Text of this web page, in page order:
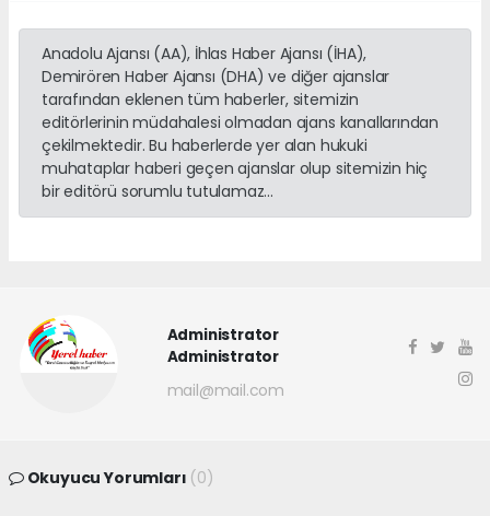
Anadolu Ajansı (AA), İhlas Haber Ajansı (İHA),
Demirören Haber Ajansı (DHA) ve diğer ajanslar
tarafından eklenen tüm haberler, sitemizin
editörlerinin müdahalesi olmadan ajans kanallarından
çekilmektedir. Bu haberlerde yer alan hukuki
muhataplar haberi geçen ajanslar olup sitemizin hiç
bir editörü sorumlu tutulamaz...
Administrator
Administrator
mail@mail.com
Okuyucu Yorumları (0)